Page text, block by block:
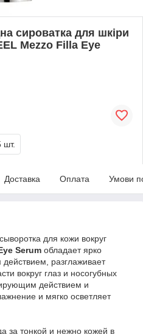
сироватка для шкіри
Mezzo Filla Eye
шт.
Доставка Оплата Умови
для кожи вокруг
Serum обладает ярко
разглаживает
вокруг глаз и носогубных
действием и
и мягко осветляет
за тонкой и нежно кожей в